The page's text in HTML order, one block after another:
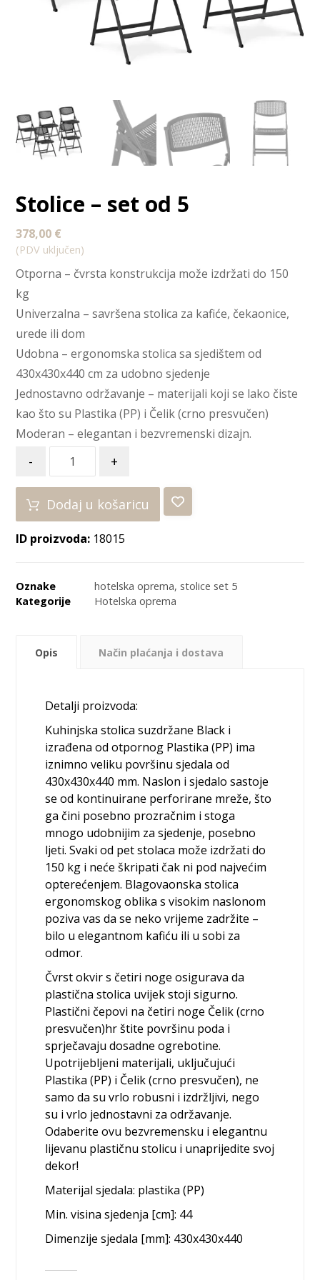
Stolice – set od 5
378,00 €
(PDV uključen)
Otporna – čvrsta konstrukcija može izdržati do 150
kg
Univerzalna – savršena stolica za kafiće, čekaonice,
urede ili dom
Udobna – ergonomska stolica sa sjedištem od
430x430x440 cm za udobno sjedenje
Jednostavno održavanje – materijali koji se lako čiste
kao što su Plastika (PP) i Čelik (crno presvučen)
Moderan – elegantan i bezvremenski dizajn.
- +
Dodaj u košaricu
ID proizvoda: 18015
Oznake hotelska oprema, stolice set 5
Kategorije
Hotelska oprema
Opis Način plaćanja i dostava
Detalji proizvoda:
Kuhinjska stolica suzdržane Black i
izrađena od otpornog Plastika (PP) ima
iznimno veliku površinu sjedala od
430x430x440 mm. Naslon i sjedalo sastoje
se od kontinuirane perforirane mreže, što
ga čini posebno prozračnim i stoga
mnogo udobnijim za sjedenje, posebno
ljeti. Svaki od pet stolaca može izdržati do
150 kg i neće škripati čak ni pod najvećim
opterećenjem. Blagovaonska stolica
ergonomskog oblika s visokim naslonom
poziva vas da se neko vrijeme zadržite –
bilo u elegantnom kafiću ili u sobi za
odmor.
Čvrst okvir s četiri noge osigurava da
plastična stolica uvijek stoji sigurno.
Plastični čepovi na četiri noge Čelik (crno
presvučen)hr štite površinu poda i
sprječavaju dosadne ogrebotine.
Upotrijebljeni materijali, uključujući
Plastika (PP) i Čelik (crno presvučen), ne
samo da su vrlo robusni i izdržljivi, nego
su i vrlo jednostavni za održavanje.
Odaberite ovu bezvremensku i elegantnu
lijevanu plastičnu stolicu i unaprijedite svoj
dekor!
Materijal sjedala: plastika (PP)
Min. visina sjedenja [cm]: 44
Dimenzije sjedala [mm]: 430x430x440